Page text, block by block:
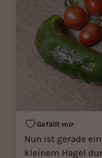
Gefällt mir
Nun ist gerade
kleinem Hagel